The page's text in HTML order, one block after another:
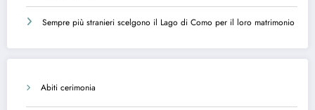
Sempre più stranieri scelgono il Lago di Como per il loro matrimonio
Abiti cerimonia